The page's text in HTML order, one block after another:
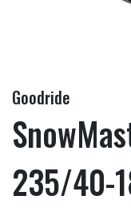
Goodride
235/40-